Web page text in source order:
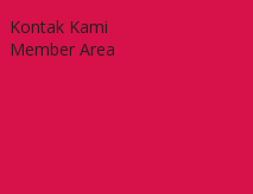
Kontak Kami
Member Area